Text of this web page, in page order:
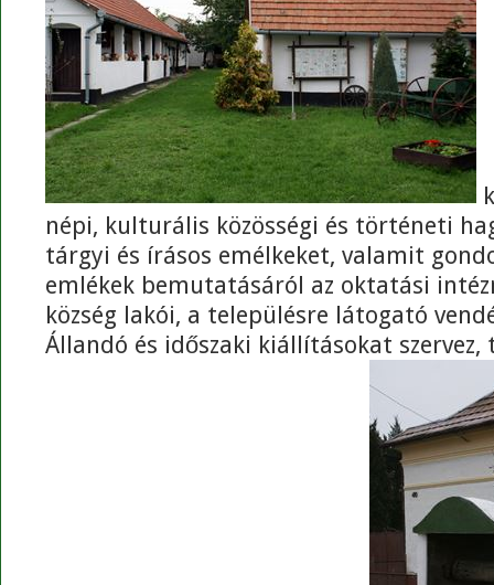
népi, kulturális közösségi és történeti
tárgyi és írásos emélkeket, valamit
emlékek bemutatásáról az oktatási
község lakói, a településre látogató
Állandó és időszaki kiállításokat szervez,